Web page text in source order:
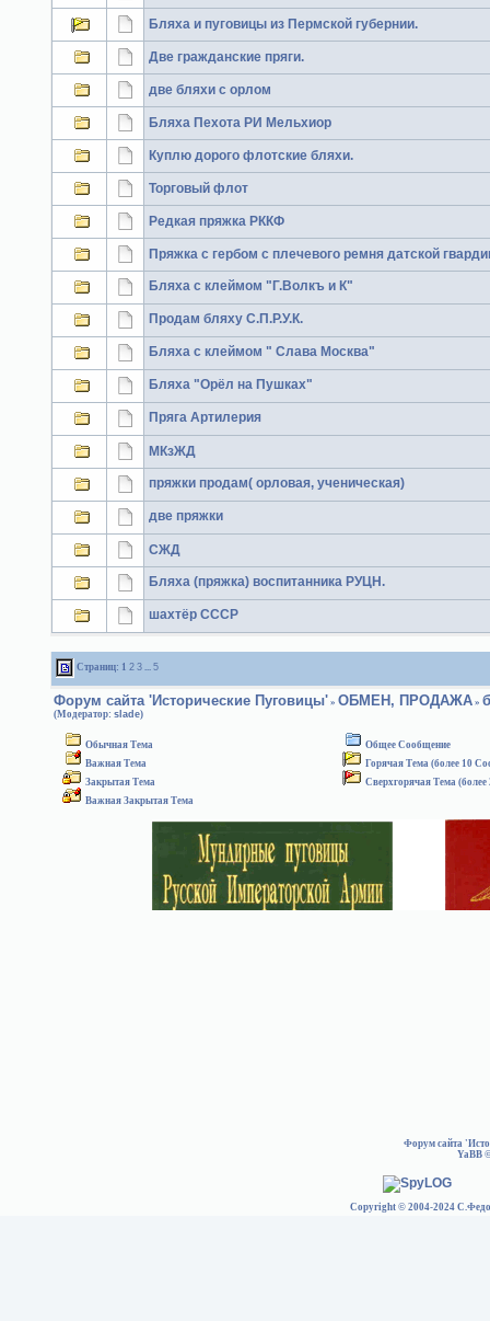
Бляха и пуговицы из Пермской губернии.
Две гражданские пряги.
две бляхи с орлом
Бляха Пехота РИ Мельхиор
Куплю дорого флотские бляхи.
Торговый флот
Редкая пряжка РККФ
Пряжка с гербом с плечевого ремня датской
Бляха с клеймом "Г.Волкъ и К"
Продам бляху С.П.Р.У.К.
Бляха с клеймом " Слава Москва"
Бляха "Орёл на Пушках"
Пряга Артилерия
МКзЖД
пряжки продам( орловая, ученическая)
две пряжки
СЖД
Бляха (пряжка) воспитанника РУЦН.
шахтёр СССР
Страниц: 1 2 3 ... 5
Форум сайта 'Исторические Пуговицы' » ОБМЕН, ПРОДАЖА »
(Модератор: slade)
Обычная Тема
Важная Тема
Закрытая Тема
Важная Закрытая Тема
Общее Сообщение
Горячая Тема (более 10
Сверхгорячая Тема
Форум сайта
YaBB
Copyright © 2004-2024